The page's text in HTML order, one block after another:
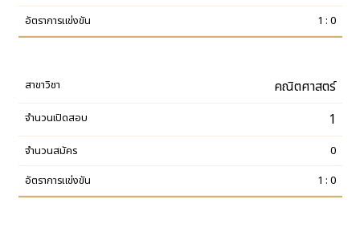
1 : 0
คณิตศาสตร์
1
0
1 : 0